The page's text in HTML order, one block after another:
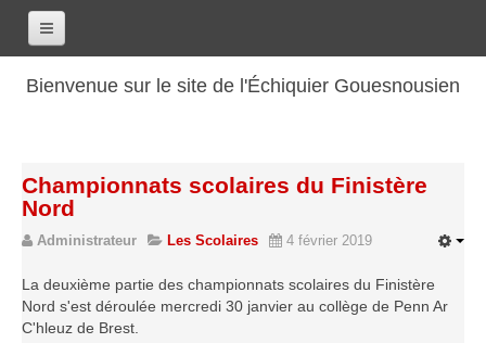
Bienvenue sur le site de l'Échiquier Gouesnousien
Les renseignements
Les tarifs
Les licenciés
Championnats scolaires du Finistère
Nord
Administrateur Les Scolaires 4 février 2019
La deuxième partie des championnats scolaires du Finistère
Nord s'est déroulée mercredi 30 janvier au collège de Penn Ar
C'hleuz de Brest.